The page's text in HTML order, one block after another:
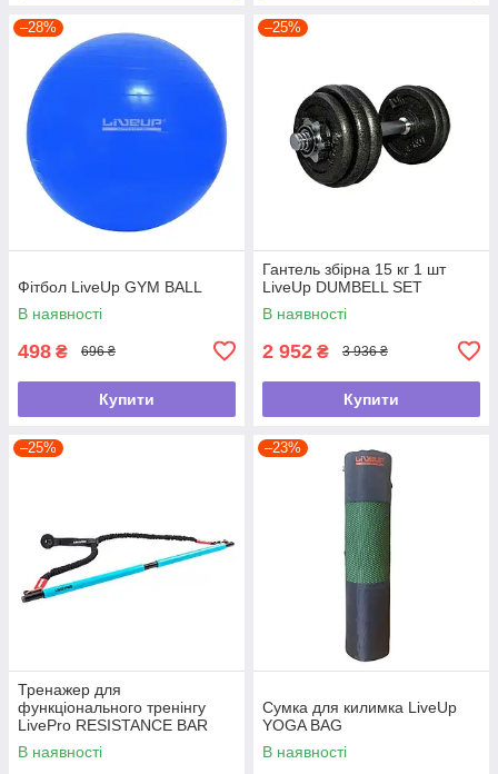
–28%
Фітбол LiveUp GYM BALL
В наявності
498 ₴ 696 ₴
Купити
–25%
Гантель збірна 15 кг 1 шт
LiveUp DUMBELL SET
В наявності
2 952 ₴ 3 936 ₴
Купити
–25%
Тренажер для
функціонального тренінгу
LivePro RESISTANCE BAR
SET
В наявності
–23%
Сумка для килимка LiveUp
YOGA BAG
В наявності